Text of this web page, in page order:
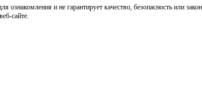
и не гарантирует качество, безопасность или
сайте.